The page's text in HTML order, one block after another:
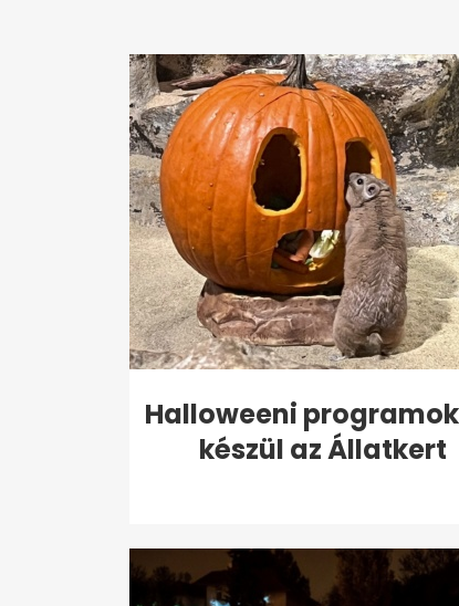
Halloweeni
készül az Állatkert